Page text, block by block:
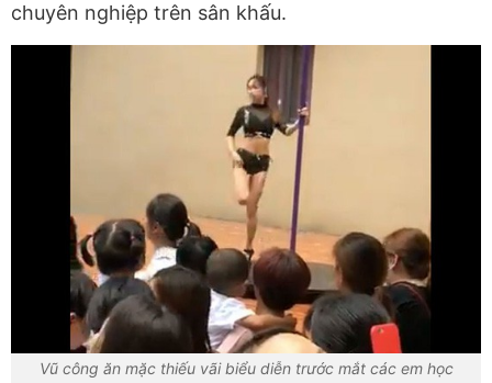
chuyên nghiệp trên sân khấu.
Vũ công ăn mặc thiếu vãi biểu diễn trước mắt các em học